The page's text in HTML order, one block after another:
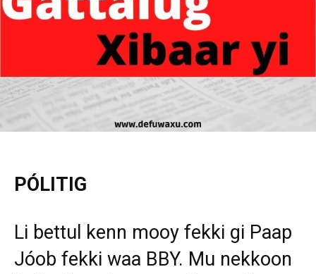
PÓLITIG
Li bettul kenn mooy fekki gi Paap
Jóob fekki waa BBY. Mu nekkoon